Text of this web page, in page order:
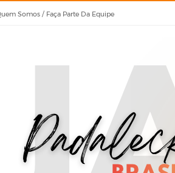
Somos / Faça Parte Da Equipe